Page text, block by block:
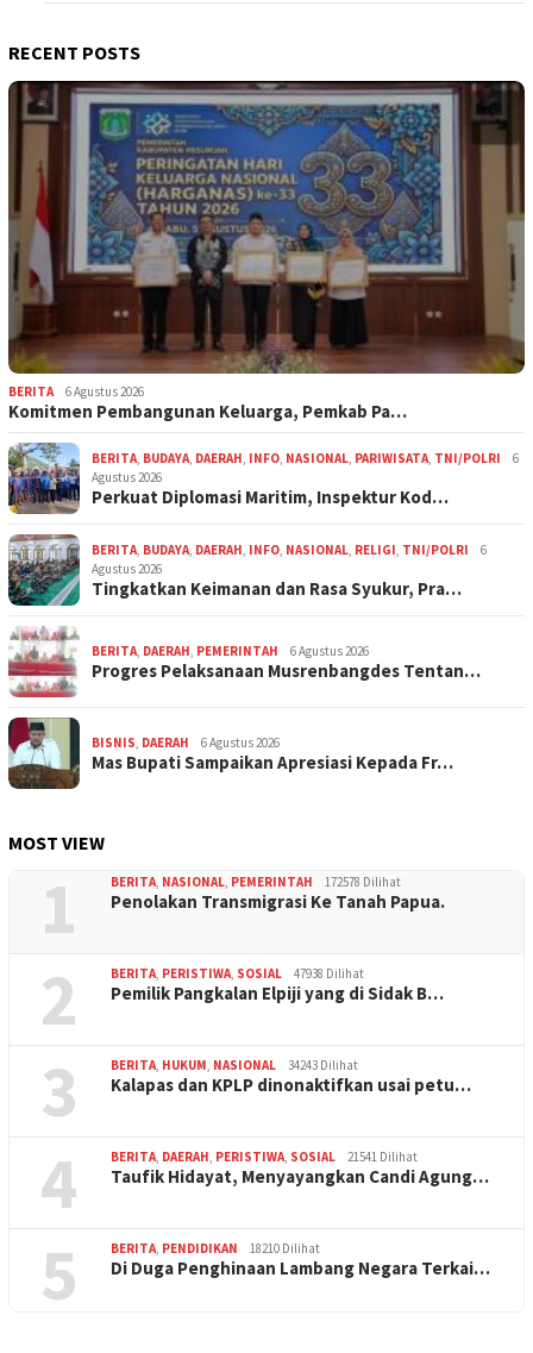
RECENT POSTS
BERITA 6 Agustus 2026
Komitmen Pembangunan Keluarga, Pemkab Pa…
BERITA BUDAYA DAERAH INFO NASIONAL PARIWISATA TNI/POLRI
6
Agustus 2026
Perkuat Diplomasi Maritim, Inspektur Kod…
BERITA BUDAYA DAERAH INFO NASIONAL RELIGI TNI/POLRI
6
Agustus 2026
Tingkatkan Keimanan dan Rasa Syukur, Pra…
BERITA DAERAH PEMERINTAH 6 Agustus 2026
Progres Pelaksanaan Musrenbangdes Tentan…
BISNIS DAERAH 6 Agustus 2026
Mas Bupati Sampaikan Apresiasi Kepada Fr…
MOST VIEW
1 BERITA NASIONAL PEMERINTAH 172578 Dilihat
Penolakan Transmigrasi Ke Tanah Papua.
2 BERITA PERISTIWA SOSIAL 47938 Dilihat
Pemilik Pangkalan Elpiji yang di Sidak B…
3 BERITA HUKUM NASIONAL 34243 Dilihat
Kalapas dan KPLP dinonaktifkan usai petu…
4 BERITA DAERAH PERISTIWA SOSIAL 21541 Dilihat
Taufik Hidayat, Menyayangkan Candi Agung…
5 BERITA PENDIDIKAN 18210 Dilihat
Di Duga Penghinaan Lambang Negara Terkai…